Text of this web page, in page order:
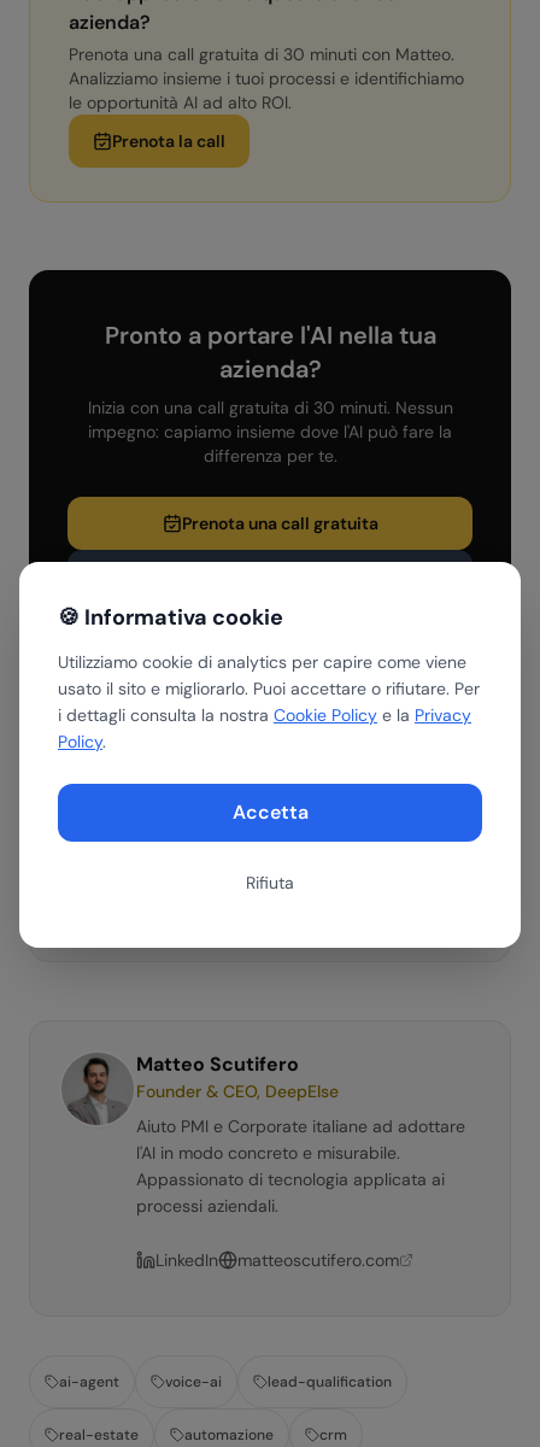
🍪 Informativa cookie
Utilizziamo cookie di analytics per capire come viene
usato il sito e migliorarlo. Puoi accettare o rifiutare. Per
i dettagli consulta la nostra Cookie Policy e la Privacy
Policy.
Accetta
Rifiuta
azienda?
Prenota una call gratuita di 30 minuti con Matteo.
Analizziamo insieme i tuoi processi e identifichiamo
le opportunità AI ad alto ROI.
Prenota la call
Pronto a portare l'AI nella tua
azienda?
Inizia con una call gratuita di 30 minuti. Nessun
impegno: capiamo insieme dove l'AI può fare la
differenza per te.
Prenota una call gratuita
Riassumi con AI
preferito.
Matteo Scutifero
Founder & CEO, DeepElse
Aiuto PMI e Corporate italiane ad adottare
l'AI in modo concreto e misurabile.
Appassionato di tecnologia applicata ai
processi aziendali.
LinkedIn matteoscutifero.com
ai-agent voice-ai lead-qualification
real-estate automazione crm